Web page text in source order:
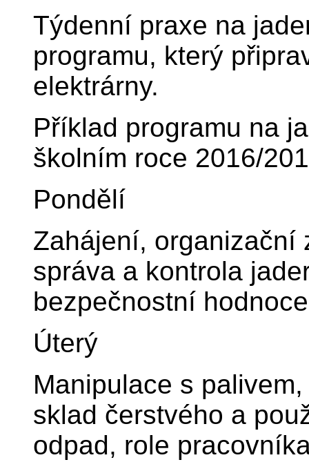
Týdenní praxe na
programu, který
elektrárny.
Příklad programu na
školním roce 2016/
Pondělí
Zahájení, organizační
správa a kontrola
bezpečnostní
Úterý
Manipulace s
sklad čerstvého a
odpad, role